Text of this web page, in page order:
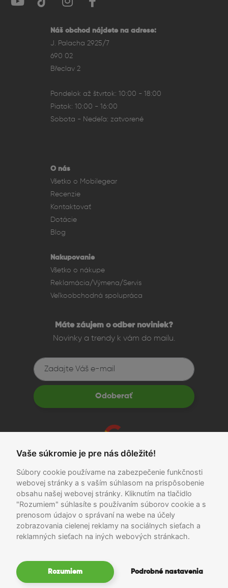
Náš obchod nájdete na adrese:
J. Palacha 2925/7
690 02
Břeclav 2
Pondelok až štvrtok: 10:00 - 18:00
Piatok: 10:00 - 16:00
Sobota - Nedeľa: zatvorené
O nás
Všetko o Mobilegear
Recenzie
Kontaktovať
Dotácie
Blog
Nakupovanie
Všetko o nákupe
Reklamácia/Výmena/Servis
Veľkoobchodná spolupráca
Máte záujem o odber noviniek?
Novinky a trendy k vám do mailu.
Odoberať
recenzie
Obchodné podmienky Ochrana osobných údajov
*Ušetríte oproti novému zariadeniu v porovnaní s cenou
konkurencie.
Copyright 2026 ©
© 2026 Mobilegear.sk
Vaše súkromie je pre nás dôležité!
Súbory cookie používame na zabezpečenie funkčnosti
webovej stránky a s vaším súhlasom na prispôsobenie
obsahu našej webovej stránky. Kliknutím na tlačidlo
"Rozumiem" súhlasíte s používaním súborov cookie a s
prenosom údajov o správaní na webe na účely
zobrazovania cielenej reklamy na sociálnych sieťach a
reklamných sieťach na iných webových stránkach.
Rozumiem Podrobné nastavenia